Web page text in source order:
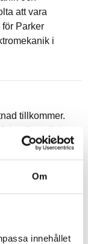
Om
innehållet
att vara
Parker
i
tillkommer.
kreditvärdighet.